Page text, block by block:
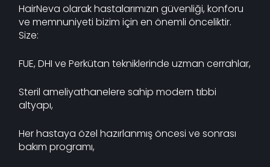
HairNeva olarak hastalarımızın güvenliği, konforu
ve memnuniyeti bizim için en önemli önceliktir.
Size:
FUE, DHI ve Perkütan tekniklerinde uzman cerrahlar,
Steril ameliyathanelere sahip modern tıbbi
altyapı,
Her hastaya özel hazırlanmış öncesi ve sonrası
bakım programı,